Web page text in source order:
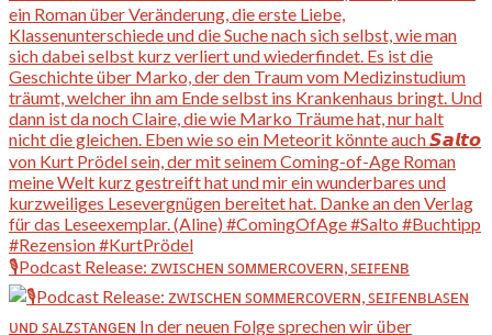
🎙️Podcast Release: ᴢᴡɪꜱᴄʜᴇɴ ꜱᴏᴍᴍᴇʀᴄᴏᴠᴇʀɴ, ꜱᴇɪꜰᴇɴʙ